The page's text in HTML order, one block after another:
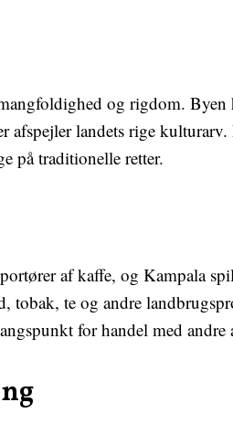
og rigdom.
afspejler landets rige
på traditionelle retter.
af kaffe, og Kampala
tobak, te og andre
for handel med andre